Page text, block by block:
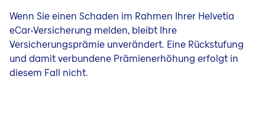
Wenn Sie einen Schaden im Rahmen Ihrer Helvetia
eCar-Versicherung melden, bleibt Ihre
Versicherungsprämie unverändert. Eine Rückstufung
und damit verbundene Prämienerhöhung erfolgt in
diesem Fall nicht.